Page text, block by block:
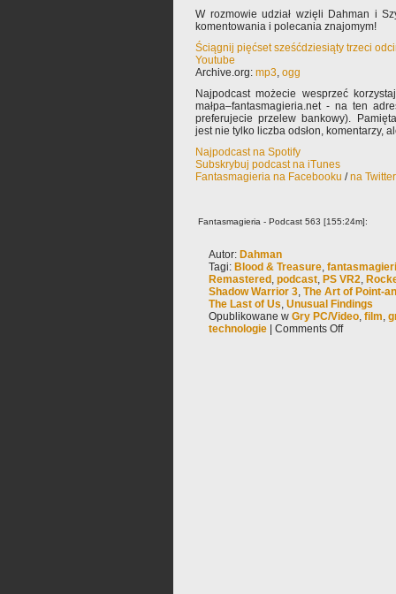
W rozmowie udział wzięli Dahman i
komentowania i polecania znajomym!
Ściągnij pięćset sześćdziesiąty trzeci
Youtube
Archive.org: mp3, ogg
Najpodcast możecie wesprzeć
małpa–fantasmagieria.net - na ten
preferujecie przelew bankowy).
jest nie tylko liczba odsłon, komentarzy,
Najpodcast na Spotify
Subskrybuj podcast na iTunes
Fantasmagieria na Facebooku /na
Fantasmagieria - Podcast 563 [155:24m]:
Autor: Dahman
Tagi: Blood & Treasure,
Remastered , podcast, PS VR2,
Shadow Warrior 3, The Art of Point-
The Last of Us, Unusual Findings
Opublikowane w Gry PC/Video, film,
technologie
Comments Off